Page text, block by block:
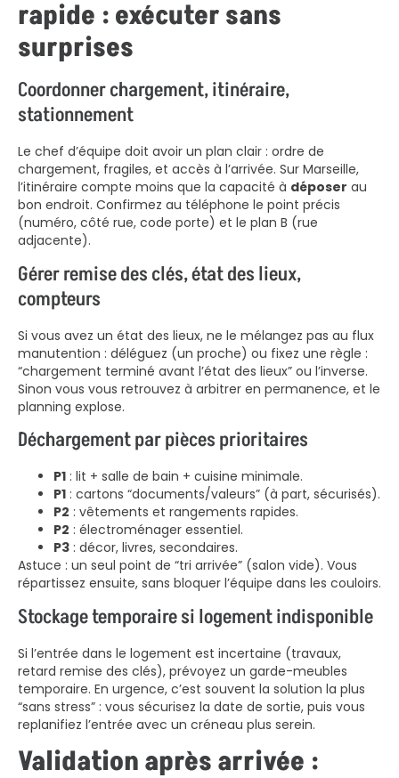
rapide : exécuter sans
surprises
Coordonner chargement, itinéraire,
stationnement
Le chef d’équipe doit avoir un plan clair : ordre de
chargement, fragiles, et accès à l’arrivée. Sur Marseille,
l’itinéraire compte moins que la capacité à déposer au
bon endroit. Confirmez au téléphone le point précis
(numéro, côté rue, code porte) et le plan B (rue
adjacente).
Gérer remise des clés, état des lieux,
compteurs
Si vous avez un état des lieux, ne le mélangez pas au flux
manutention : déléguez (un proche) ou fixez une règle :
“chargement terminé avant l’état des lieux” ou l’inverse.
Sinon vous vous retrouvez à arbitrer en permanence, et le
planning explose.
Déchargement par pièces prioritaires
P1 : lit + salle de bain + cuisine minimale.
P1 : cartons “documents/valeurs” (à part, sécurisés).
P2 : vêtements et rangements rapides.
P2 : électroménager essentiel.
P3 : décor, livres, secondaires.
Astuce : un seul point de “tri arrivée” (salon vide). Vous
répartissez ensuite, sans bloquer l’équipe dans les couloirs.
Stockage temporaire si logement indisponible
Si l’entrée dans le logement est incertaine (travaux,
retard remise des clés), prévoyez un garde-meubles
temporaire. En urgence, c’est souvent la solution la plus
“sans stress” : vous sécurisez la date de sortie, puis vous
replanifiez l’entrée avec un créneau plus serein.
Validation après arrivée :